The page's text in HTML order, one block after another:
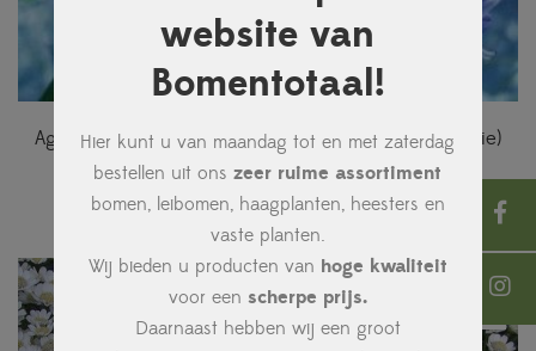
website van
Bomentotaal!
Hier kunt u van maandag tot en met zaterdag
bestellen uit onszeer ruime assortiment
bomen, leibomen, haagplanten, heesters en
vaste planten.
Wij bieden u producten van hoge kwaliteit
voor een scherpe prijs.
Daarnaast hebben wij een groot
Agapanthus ‘Amsterdam’ (Kaapse lelie, Afrikaanse lelie)
€4,95